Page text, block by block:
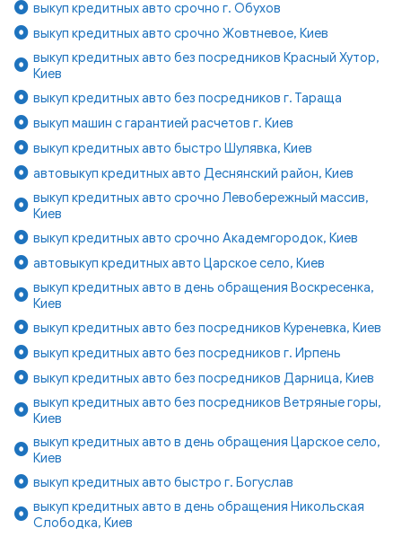
выкуп кредитных авто срочно г. Обухов
выкуп кредитных авто срочно Жовтневое, Киев
выкуп кредитных авто без посредников Красный Хутор,
Киев
выкуп кредитных авто без посредников г. Тараща
выкуп машин с гарантией расчетов г. Киев
выкуп кредитных авто быстро Шулявка, Киев
автовыкуп кредитных авто Деснянский район, Киев
выкуп кредитных авто срочно Левобережный массив,
Киев
выкуп кредитных авто срочно Академгородок, Киев
автовыкуп кредитных авто Царское село, Киев
выкуп кредитных авто в день обращения Воскресенка,
Киев
выкуп кредитных авто без посредников Куреневка, Киев
выкуп кредитных авто без посредников г. Ирпень
выкуп кредитных авто без посредников Дарница, Киев
выкуп кредитных авто без посредников Ветряные горы,
Киев
выкуп кредитных авто в день обращения Царское село,
Киев
выкуп кредитных авто быстро г. Богуслав
выкуп кредитных авто в день обращения Никольская
Слободка, Киев